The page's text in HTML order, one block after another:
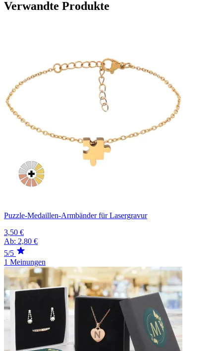
Verwandte Produkte
Puzzle-Medaillen-Armbänder für Lasergravur
3,50 €
Ab: 2,80 €
5/5
1 Meinungen